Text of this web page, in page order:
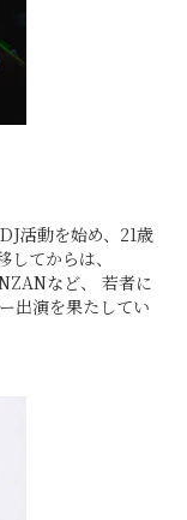
活動を始め、21歳
てからは、
など、 若者に
出演を果たしてい